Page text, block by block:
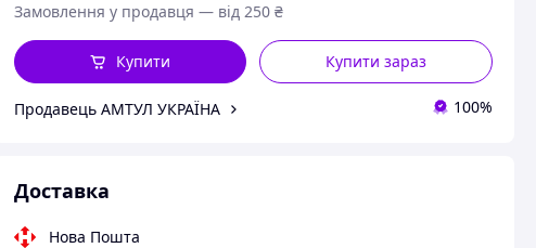
Замовлення у продавця — від 250 ₴
Купити зараз
Купити
Продавець АМТУЛ УКРАЇНА 100%
Доставка
Нова Пошта